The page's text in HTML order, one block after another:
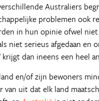
Australiers
problemen ook
in hun opinie ofwel
niet serieus afgedaan en
dan ineens een heel
en/of zijn bewoners
van uit dat elk land